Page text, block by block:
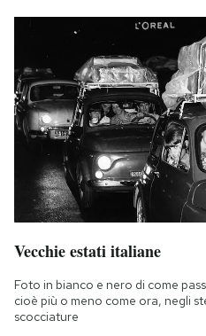
Vecchie estati italiane
Foto in bianco e nero di come
cioè più o meno come ora, negli
scocciature